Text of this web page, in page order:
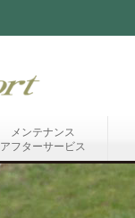
メンテナンス
アフターサービス